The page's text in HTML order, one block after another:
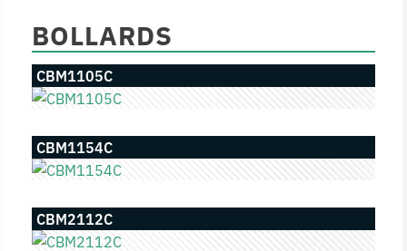
BOLLARDS
CBM1105C
CBM1154C
CBM2112C